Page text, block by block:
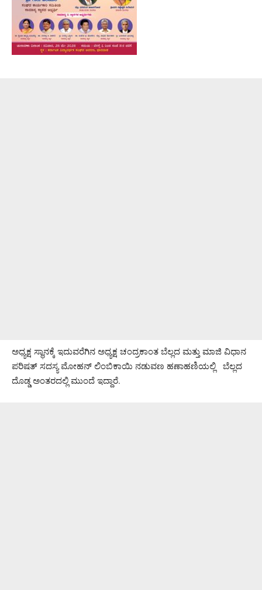
ಅಧ್ಯಕ್ಷ ಸ್ಥಾನಕ್ಕೆ ಇದುವರೆಗಿನ ಅಧ್ಯಕ್ಷ ಚಂದ್ರಕಾಂತ ಬೆಲ್ಲದ ಮತ್ತು ಮಾಜಿ ವಿಧಾನ
ಪರಿಷತ್ ಸದಸ್ಯ ಮೋಹನ್ ಲಿಂಬಿಕಾಯಿ ನಡುವಣ ಹಣಾಹಣಿಯಲ್ಲಿ ಬೆಲ್ಲದ
ದೊಡ್ಡ ಅಂತರದಲ್ಲಿ ಮುಂದೆ ಇದ್ದಾರೆ.